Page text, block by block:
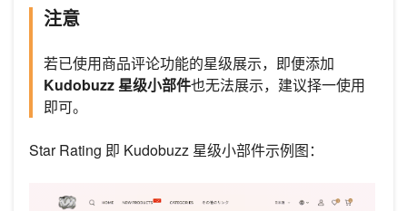
注意
若已使用商品评论功能的星级展示，即便添加
Kudobuzz 星级小部件也无法展示，建议择一使用
即可。
Star Rating 即 Kudobuzz 星级小部件示例图：